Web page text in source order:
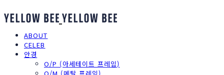
ABOUT
CELEB
안경
O/P (아세테이트 프레임)